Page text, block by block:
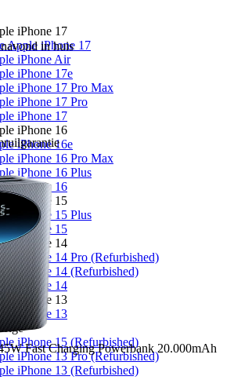
iPhone 17
Apple iPhone 17
iPhone Air
iPhone 17e
iPhone 17 Pro Max
iPhone 17 Pro
iPhone 17
iPhone 16
iPhone 16e
iPhone 16 Pro Max
iPhone 16 Plus
iPhone 16
iPhone 15
iPhone 15 Plus
iPhone 15
iPhone 14
iPhone 14 Pro (Refurbished)
iPhone 14 (Refurbished)
iPhone 14
iPhone 13
iPhone 13
iPhone 15 (Refurbished)
iPhone 13 Pro (Refurbished)
iPhone 13 (Refurbished)
in huis
Fast Charging Powerbank 20.000mAh